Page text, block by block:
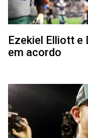
Ezekiel Elliott e
em acordo